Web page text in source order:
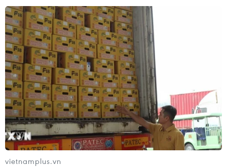
Iran nhắc lại điều kiện trước khi đàm
phán về thỏa thuận hạt nhân 2015
vietnamplus.vn